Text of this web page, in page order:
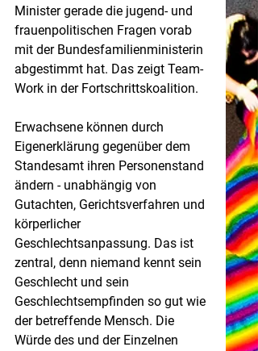
Minister gerade die jugend- und
frauenpolitischen Fragen vorab
mit der Bundesfamilienministerin
abgestimmt hat. Das zeigt Team-
Work in der Fortschrittskoalition.
Erwachsene können durch
Eigenerklärung gegenüber dem
Standesamt ihren Personenstand
ändern - unabhängig von
Gutachten, Gerichtsverfahren und
körperlicher
Geschlechtsanpassung. Das ist
zentral, denn niemand kennt sein
Geschlecht und sein
Geschlechtsempfinden so gut wie
der betreffende Mensch. Die
Würde des und der Einzelnen